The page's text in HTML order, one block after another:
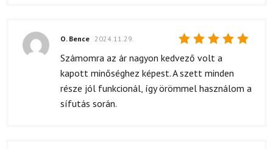
Értékelés:
/ 5
O. Bence 2024.11.29.
Számomra az ár nagyon kedvező volt a
kapott minőséghez képest. A szett minden
része jól funkcionál, így örömmel használom a
sífutás során.